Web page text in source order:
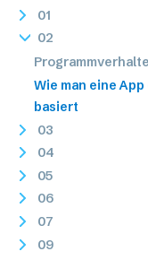
01
02
Wie man eine
basiert
03
04
05
06
07
09